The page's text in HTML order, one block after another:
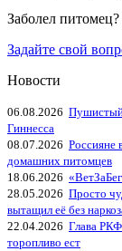
Заболел питомец?
Задайте свой
Новости
06.08.2026 Пушистый
Гиннесса
08.07.2026 Россияне
домашних питомцев
18.06.2026
28.05.2026 Просто
вытащил её без
22.04.2026 Глава
торопливо ест